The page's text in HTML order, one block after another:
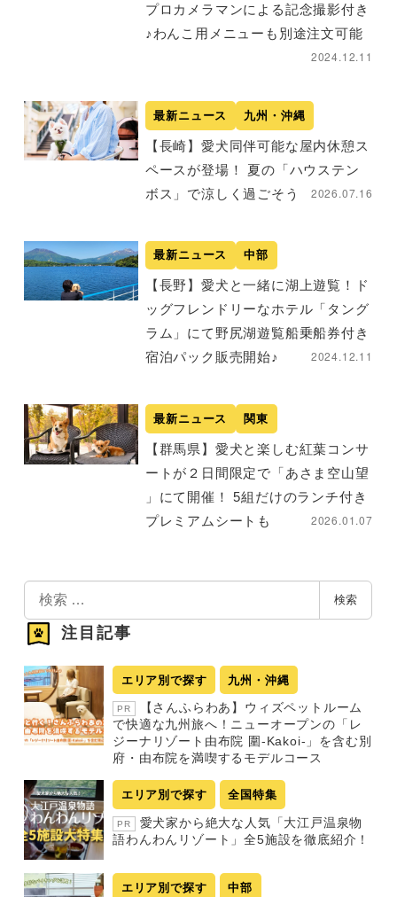
プロカメラマンによる記念撮影付き
♪わんこ用メニューも別途注文可能
2024.12.11
最新ニュース 九州・沖縄
【長崎】愛犬同伴可能な屋内休憩ス
ペースが登場！ 夏の「ハウステン
ボス」で涼しく過ごそう
2026.07.16
最新ニュース 中部
【長野】愛犬と一緒に湖上遊覧！ド
ッグフレンドリーなホテル「タング
ラム」にて野尻湖遊覧船乗船券付き
宿泊パック販売開始♪
2024.12.11
最新ニュース 関東
【群馬県】愛犬と楽しむ紅葉コンサ
ートが２日間限定で「あさま空山望
」にて開催！ 5組だけのランチ付き
プレミアムシートも
2026.01.07
検
索
検索
注目記事
エリア別で探す 九州・沖縄
PR
【さんふらわあ】ウィズペットルーム
で快適な九州旅へ！ニューオープンの「レ
ジーナリゾート由布院 圍-Kakoi-」を含む別
府・由布院を満喫するモデルコース
エリア別で探す 全国特集
PR
愛犬家から絶大な人気「大江戸温泉物
語わんわんリゾート」全5施設を徹底紹介！
エリア別で探す 中部